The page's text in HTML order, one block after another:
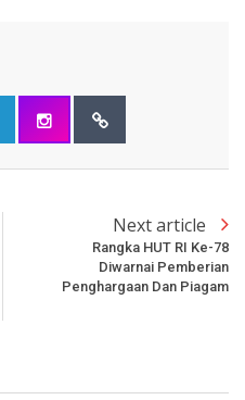
Next article
Rangka HUT RI Ke-78
Diwarnai Pemberian
Penghargaan Dan Piagam